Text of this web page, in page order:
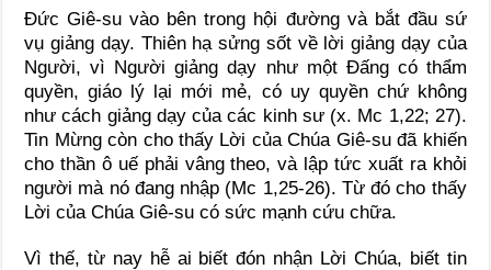
Đức Giê-su vào bên trong hội đường và bắt đầu sứ
vụ giảng dạy. Thiên hạ sửng sốt về lời giảng dạy của
Người, vì Người giảng dạy như một Đấng có thẩm
quyền, giáo lý lại mới mẻ, có uy quyền chứ không
như cách giảng dạy của các kinh sư (x. Mc 1,22; 27).
Tin Mừng còn cho thấy Lời của Chúa Giê-su đã khiến
cho thần ô uế phải vâng theo, và lập tức xuất ra khỏi
người mà nó đang nhập (Mc 1,25-26). Từ đó cho thấy
Lời của Chúa Giê-su có sức mạnh cứu chữa.
Vì thế, từ nay hễ ai biết đón nhận Lời Chúa, biết tin